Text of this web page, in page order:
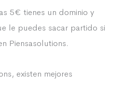
5€ tienes un dominio y
le puedes sacar partido si
Piensasolutions.
existen mejores